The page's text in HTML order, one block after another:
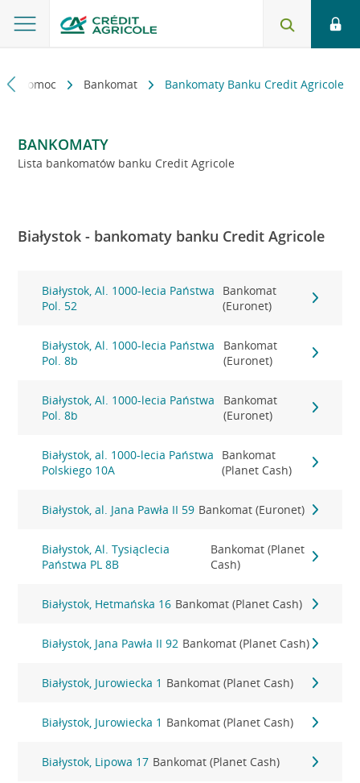
i pomoc Bankomat Bankomaty Banku Credit Agricole
BANKOMATY
Lista bankomatów banku Credit Agricole
Białystok - bankomaty banku Credit Agricole
Białystok, Al. 1000-lecia Państwa
Pol. 52
Bankomat
(Euronet)
Białystok, Al. 1000-lecia Państwa
Pol. 8b
Bankomat
(Euronet)
Białystok, Al. 1000-lecia Państwa
Pol. 8b
Bankomat
(Euronet)
Białystok, al. 1000-lecia Państwa
Polskiego 10A
Bankomat
(Planet Cash)
Białystok, al. Jana Pawła II 59 Bankomat (Euronet)
Białystok, Al. Tysiąclecia
Państwa PL 8B
Bankomat (Planet
Cash)
Białystok, Hetmańska 16 Bankomat (Planet Cash)
Białystok, Jana Pawła II 92 Bankomat (Planet Cash)
Białystok, Jurowiecka 1 Bankomat (Planet Cash)
Białystok, Jurowiecka 1 Bankomat (Planet Cash)
Białystok, Lipowa 17 Bankomat (Planet Cash)